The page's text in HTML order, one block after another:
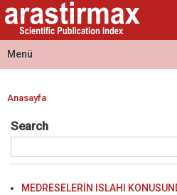
Ana
içeriğe
atla
Arastirmax
- Scientific
Publication
Index
Arastirmax
Scientific
Publication
Index
Menü
Ana menü
Buradasınız
Anasayfa
Search
MEDRESELERİN ISLAHI